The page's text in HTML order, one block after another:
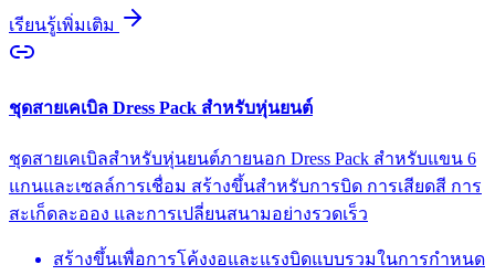
เรียนรู้เพิ่มเติม
ชุดสายเคเบิล Dress Pack สำหรับหุ่นยนต์
ชุดสายเคเบิลสำหรับหุ่นยนต์ภายนอก Dress Pack สำหรับแขน 6
แกนและเซลล์การเชื่อม สร้างขึ้นสำหรับการบิด การเสียดสี การ
สะเก็ดละออง และการเปลี่ยนสนามอย่างรวดเร็ว
สร้างขึ้นเพื่อการโค้งงอและแรงบิดแบบรวมในการกำหนด